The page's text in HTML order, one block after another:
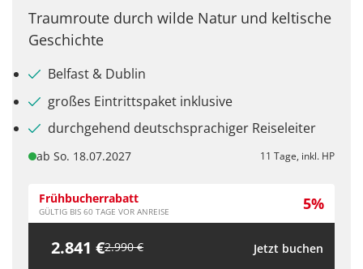
Traumroute durch wilde Natur und keltische
Geschichte
Belfast & Dublin
großes Eintrittspaket inklusive
durchgehend deutschsprachiger Reiseleiter
ab So. 18.07.2027 11 Tage, inkl. HP
Frühbucherrabatt
GÜLTIG BIS 60 TAGE VOR ANREISE 5%
2.841 €2.990 € Jetzt buchen